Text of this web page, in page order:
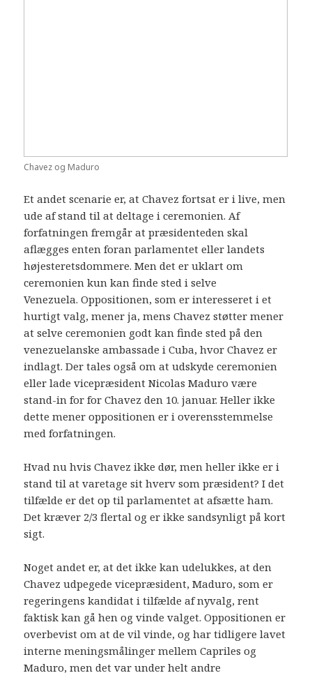
Chavez og Maduro
Et andet scenarie er, at Chavez fortsat er i live, men
ude af stand til at deltage i ceremonien. Af
forfatningen fremgår at præsidenteden skal
aflægges enten foran parlamentet eller landets
højesteretsdommere. Men det er uklart om
ceremonien kun kan finde sted i selve
Venezuela. Oppositionen, som er interesseret i et
hurtigt valg, mener ja, mens Chavez støtter mener
at selve ceremonien godt kan finde sted på den
venezuelanske ambassade i Cuba, hvor Chavez er
indlagt. Der tales også om at udskyde ceremonien
eller lade vicepræsident Nicolas Maduro være
stand-in for for Chavez den 10. januar. Heller ikke
dette mener oppositionen er i overensstemmelse
med forfatningen.
Hvad nu hvis Chavez ikke dør, men heller ikke er i
stand til at varetage sit hverv som præsident? I det
tilfælde er det op til parlamentet at afsætte ham.
Det kræver 2/3 flertal og er ikke sandsynligt på kort
sigt.
Noget andet er, at det ikke kan udelukkes, at den
Chavez udpegede vicepræsident, Maduro, som er
regeringens kandidat i tilfælde af nyvalg, rent
faktisk kan gå hen og vinde valget. Oppositionen er
overbevist om at de vil vinde, og har tidligere lavet
interne meningsmålinger mellem Capriles og
Maduro, men det var under helt andre